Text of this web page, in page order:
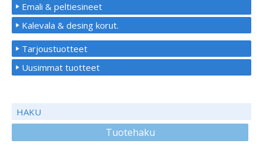
Emali & peltiesineet
Kalevala & desing korut.
Tarjoustuotteet
Uusimmat tuotteet
HAKU
Tuotehaku